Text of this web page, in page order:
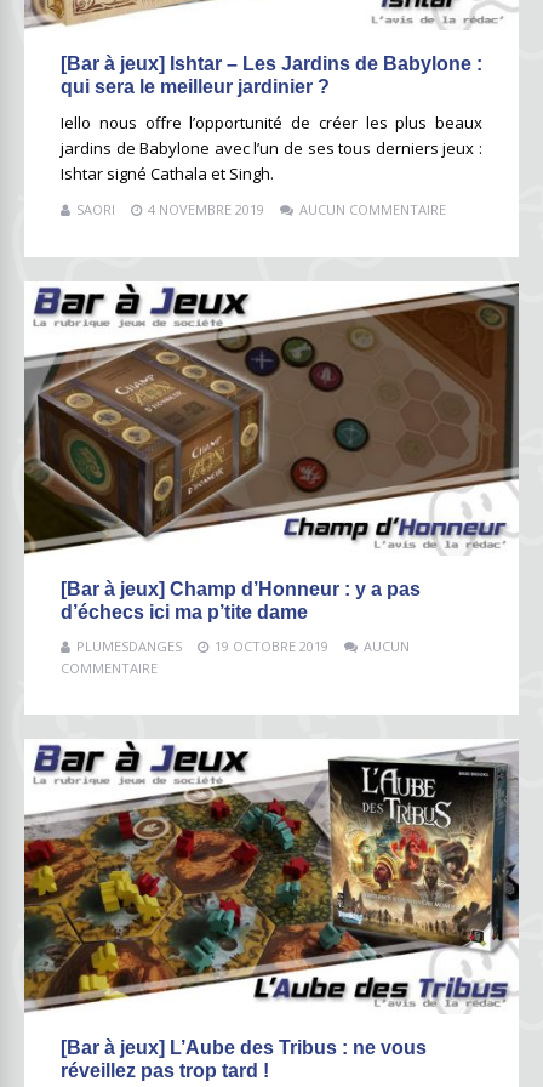
[Bar à jeux] Ishtar – Les Jardins de Babylone :
qui sera le meilleur jardinier ?
Iello nous offre l’opportunité de créer les plus beaux
jardins de Babylone avec l’un de ses tous derniers jeux :
Ishtar signé Cathala et Singh.
SAORI 4 NOVEMBRE 2019 AUCUN COMMENTAIRE
[Bar à jeux] Champ d’Honneur : y a pas
d’échecs ici ma p’tite dame
PLUMESDANGES 19 OCTOBRE 2019
AUCUN
COMMENTAIRE
[Bar à jeux] L’Aube des Tribus : ne vous
réveillez pas trop tard !